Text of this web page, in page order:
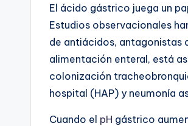
El ácido gástrico juega un
Estudios observacionales
de antiácidos, antagonistas
alimentación enteral, está
colonización
hospital (HAP) y neumonía
Cuando el pH gástrico